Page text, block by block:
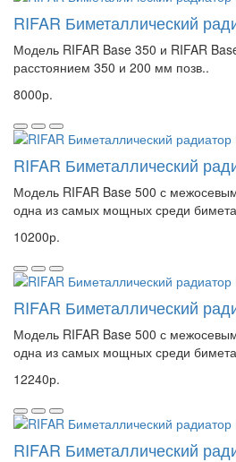
RIFAR Биметаллический
Модель RIFAR Base 350 и RIFAR
расстоянием 350 и 200 мм позв..
8000р.
RIFAR Биметаллический
Модель RIFAR Base 500 с
одна из самых мощных среди
10200р.
RIFAR Биметаллический
Модель RIFAR Base 500 с
одна из самых мощных среди
12240р.
RIFAR Биметаллический